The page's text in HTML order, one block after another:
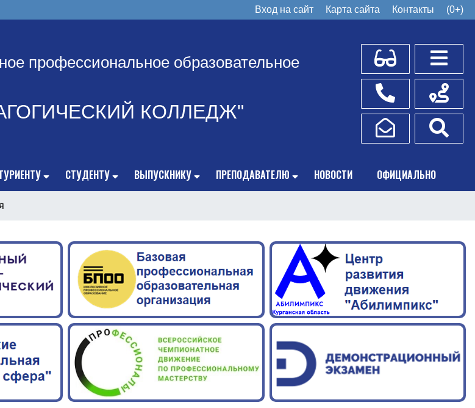
Вход на сайт Карта сайта Контакты (0+)
профессиональное образовательное
КОЛЛЕДЖ"
Для слабовидящих
Телефоны
Написать обращение
Схема
СТУДЕНТУ ВЫПУСКНИКУ ПРЕПОДАВАТЕЛЮ НОВОСТИ ОФИЦИАЛЬНО